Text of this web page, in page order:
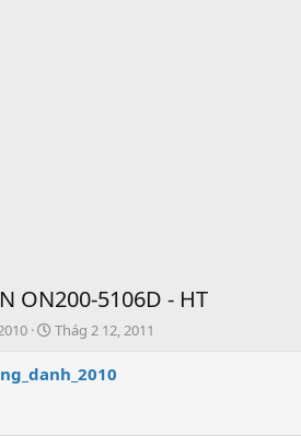
ON200-5106D - HT
S
a
Thág 2 12, 2011